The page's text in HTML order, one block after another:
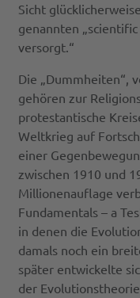
Sicht
genannten
versorgt.“
Die „Dummheiten“,
gehören zur
protestantische
Weltkrieg auf
einer
zwischen 1910 und
Millionenauflage
Fundamentals – a
in denen die
damals noch ein
später entwickelte
der